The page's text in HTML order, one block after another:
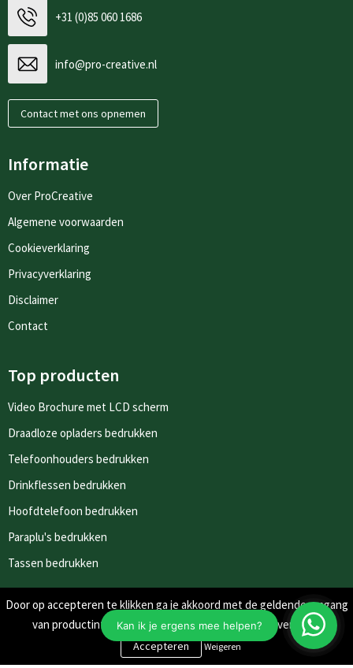
+31 (0)85 060 1686
info@pro-creative.nl
Contact met ons opnemen
Informatie
Over ProCreative
Algemene voorwaarden
Cookieverklaring
Privacyverklaring
Disclaimer
Contact
Top producten
Video Brochure met LCD scherm
Draadloze opladers bedrukken
Telefoonhouders bedrukken
Drinkflessen bedrukken
Hoofdtelefoon bedrukken
Paraplu's bedrukken
Tassen bedrukken
Nieuwsbrieven
Schrijf je in voor onze nieuwsbrief en mis nooit meer één van
onze leuke aanbiedingen of updates.
Door op accepteren te klikken ga je akkoord met de geldende omgang
van productinformatie zoals op de website wordt vermeld.
Weigeren